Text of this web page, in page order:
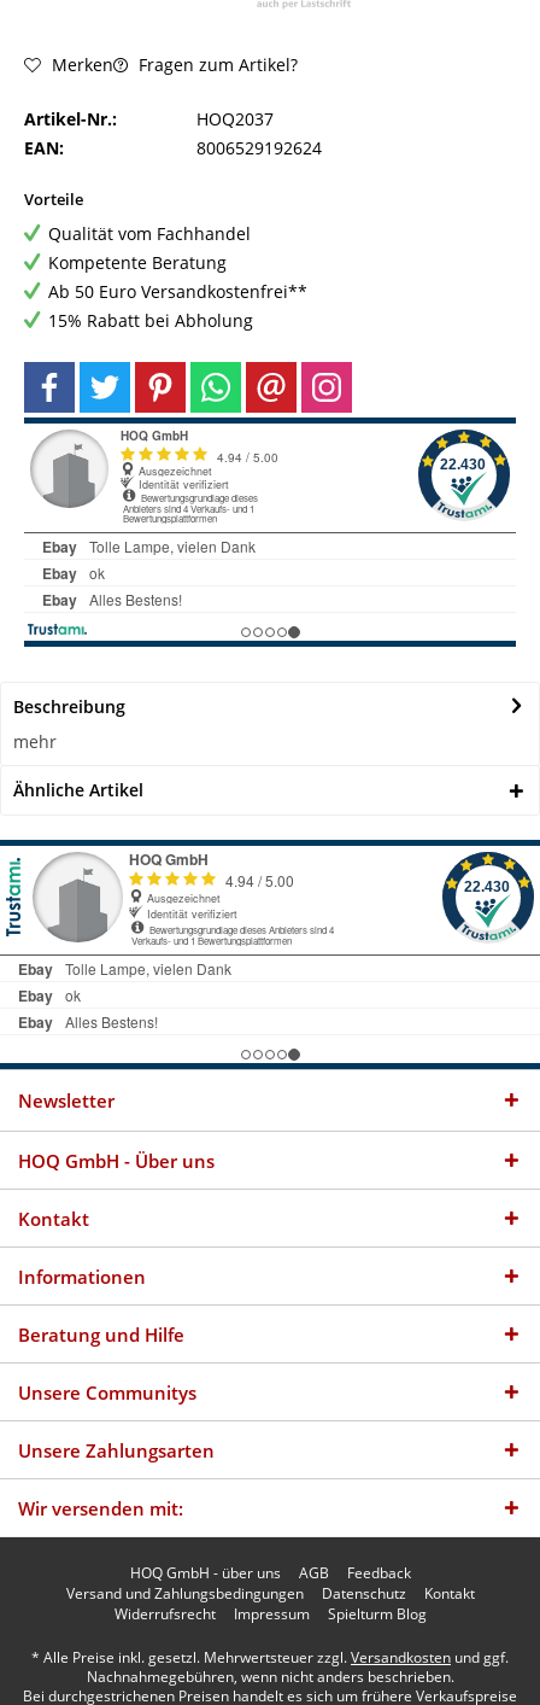
Merken Fragen zum Artikel?
Artikel-Nr.:
HOQ2037
EAN:
8006529192624
Vorteile
Qualität vom Fachhandel
Kompetente Beratung
Ab 50 Euro Versandkostenfrei**
15% Rabatt bei Abholung
Beschreibung
mehr
Ähnliche Artikel
Newsletter
HOQ GmbH - Über uns
Kontakt
Informationen
Beratung und Hilfe
Unsere Communitys
Unsere Zahlungsarten
Wir versenden mit:
HOQ GmbH - über uns AGB
Feedback
Versand und Zahlungsbedingungen
Datenschutz
Kontakt
Widerrufsrecht
Impressum Spielturm Blog
* Alle Preise inkl. gesetzl. Mehrwertsteuer zzgl.Versandkosten und ggf.
Nachnahmegebühren, wenn nicht anders beschrieben.
Bei durchgestrichenen Preisen handelt es sich um frühere Verkaufspreise